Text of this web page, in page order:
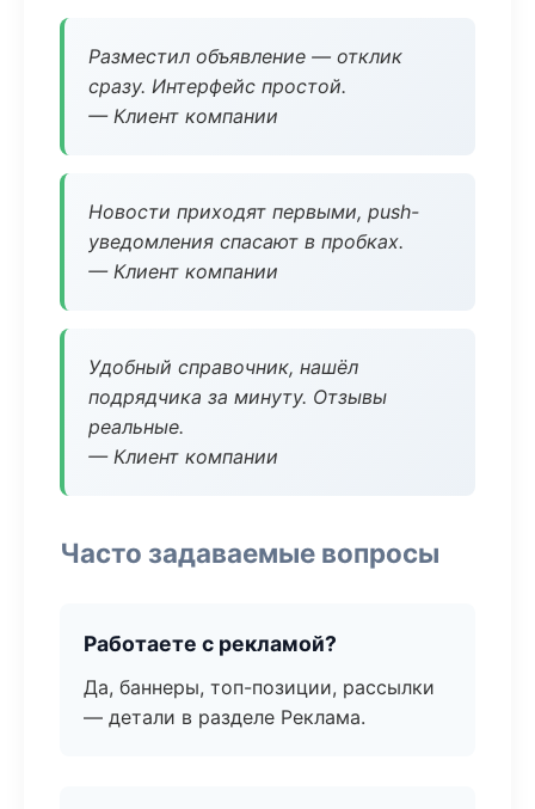
Разместил объявление — отклик
сразу. Интерфейс простой.
— Клиент компании
Новости приходят первыми, push-
уведомления спасают в пробках.
— Клиент компании
Удобный справочник, нашёл
подрядчика за минуту. Отзывы
реальные.
— Клиент компании
Часто задаваемые вопросы
Работаете с рекламой?
Да, баннеры, топ-позиции, рассылки
— детали в разделе Реклама.